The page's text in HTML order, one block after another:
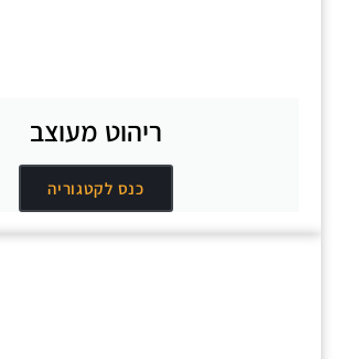
ריהוט מעוצב
כנס לקטגוריה